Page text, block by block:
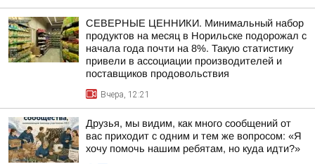
СЕВЕРНЫЕ ЦЕННИКИ. Минимальный набор
продуктов на месяц в Норильске подорожал с
начала года почти на 8%. Такую статистику
привели в ассоциации производителей и
поставщиков продовольствия
Вчера, 12:21
Друзья, мы видим, как много сообщений от
вас приходит с одним и тем же вопросом: «Я
хочу помочь нашим ребятам, но куда идти?»